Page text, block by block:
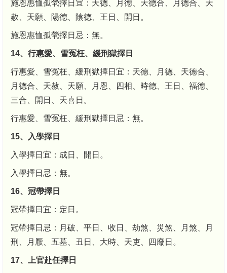
施恩惠恤孤煢擇日宜：天德、月德、天德合、月德合、天
赦、天願、陽德、陰德、王日、開日。
施恩惠恤孤煢擇日忌：無。
14、行惠愛、雪冤枉、緩刑獄擇日
行惠愛、雪冤枉、緩刑獄擇日宜：天德、月德、天德合、
月德合、天赦、天願、月恩、四相、時德、王日、福德、
三合、開日、天喜日。
行惠愛、雪冤枉、緩刑獄擇日忌：無。
15、入學擇日
入學擇日宜：成日、開日。
入學擇日忌：無。
16、冠帶擇日
冠帶擇日宜：定日。
冠帶擇日忌：月破、平日、收日、劫煞、災煞、月煞、月
刑、月厭、五墓、丑日、大時、天吏、四廢日。
17、上官赴任擇日